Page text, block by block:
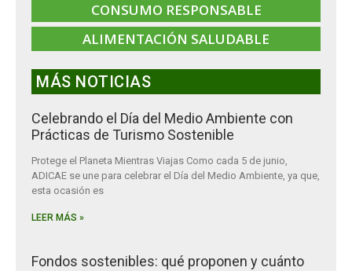
CONSUMO RESPONSABLE
ALIMENTACIÓN SALUDABLE
MÁS NOTICIAS
Celebrando el Día del Medio Ambiente con
Prácticas de Turismo Sostenible
Protege el Planeta Mientras Viajas Como cada 5 de junio,
ADICAE se une para celebrar el Día del Medio Ambiente, ya que,
esta ocasión es
LEER MÁS »
Fondos sostenibles: qué proponen y cuánto